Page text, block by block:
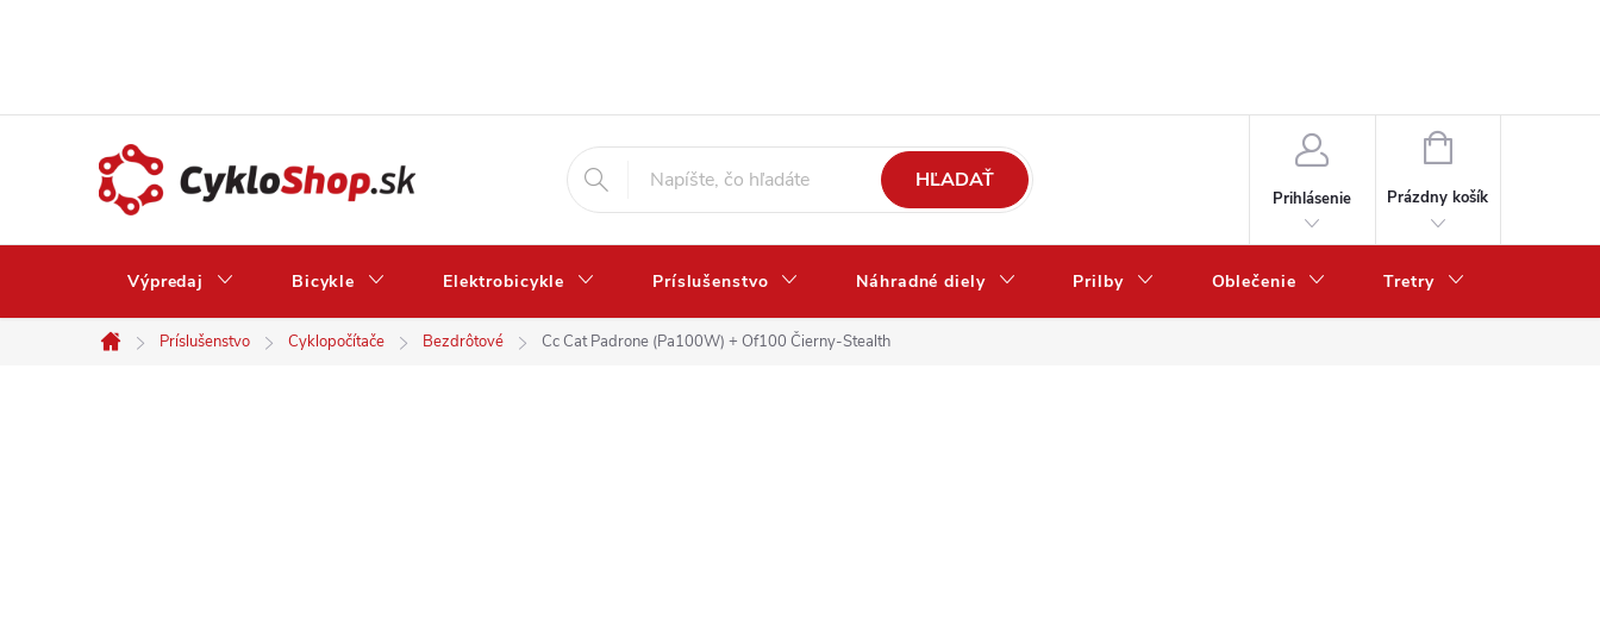
HĽADAŤ
Prihlásenie
NÁKUPNÝ
Prázdny košík
Výpredaj Bicykle Elektrobicykle Príslušenstvo Náhradné diely Prilby Oblečenie Tretry
Domov
Príslušenstvo Cyklopočítače Bezdrôtové Cc Cat Padrone (Pa100W) + Of100 Čierny-Stealth